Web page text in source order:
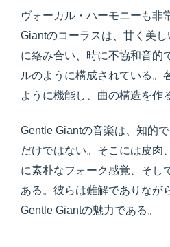
ヴォーカル・ハーモニーも非
Giantのコーラスは、甘く美
に絡み合い、時に不協和音的
ルのように構成されている。
ように機能し、曲の構造を作
Gentle Giantの音楽は、知的
だけではない。そこには皮肉
に素朴なフォーク感覚、そし
ある。彼らは難解でありなが
Gentle Giantの魅力である。